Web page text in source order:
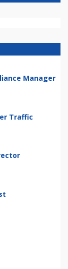
Manager
Traffic